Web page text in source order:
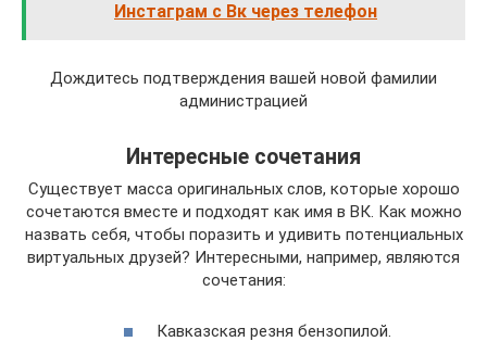
Инстаграм с Вк через телефон
Дождитесь подтверждения вашей новой фамилии
администрацией
Интересные сочетания
Существует масса оригинальных слов, которые хорошо
сочетаются вместе и подходят как имя в ВК. Как можно
назвать себя, чтобы поразить и удивить потенциальных
виртуальных друзей? Интересными, например, являются
сочетания:
Кавказская резня бензопилой.